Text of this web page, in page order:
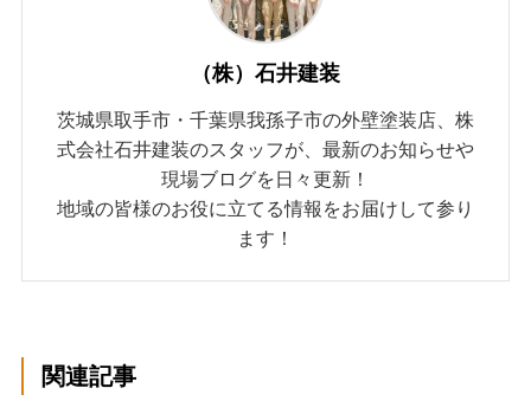
（株）石井建装
茨城県取手市・千葉県我孫子市の外壁塗装店、株
式会社石井建装のスタッフが、最新のお知らせや
現場ブログを日々更新！
地域の皆様のお役に立てる情報をお届けして参り
ます！
関連記事